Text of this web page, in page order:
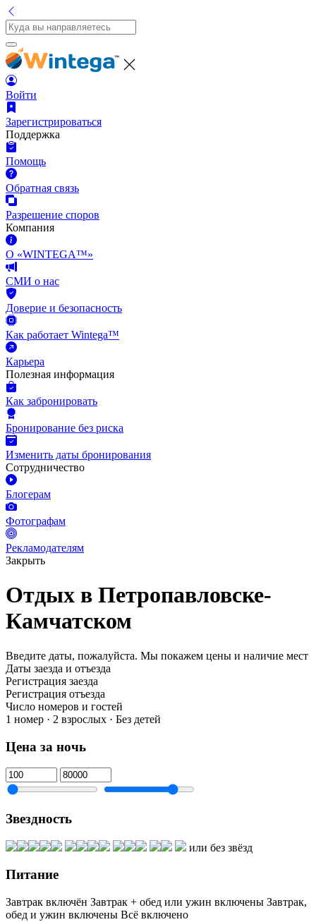
Войти
Зарегистрироваться
Поддержка
Помощь
Обратная связь
Разрешение споров
Компания
О «WINTEGA™»
СМИ о нас
Доверие и безопасность
Как работает Wintega™
Карьера
Полезная информация
Как забронировать
Бронирование без риска
Изменить даты бронирования
Сотрудничество
Блогерам
Фотографам
Рекламодателям
Закрыть
Отдых в Петропавловске-
Камчатском
Введите даты, пожалуйста. Мы покажем цены и наличие мест
Даты заезда и отъезда
Регистрация заезда
Регистрация отъезда
Число номеров и гостей
1 номер · 2 взрослых · Без детей
Цена за ночь
Звездность
или без звёзд
Питание
Завтрак включён Завтрак + обед или ужин включены Завтрак,
обед и ужин включены Всё включено